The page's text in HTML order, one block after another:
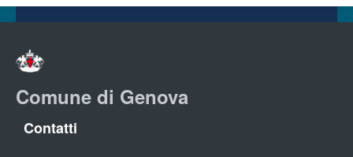
Comune di Genova
Contatti